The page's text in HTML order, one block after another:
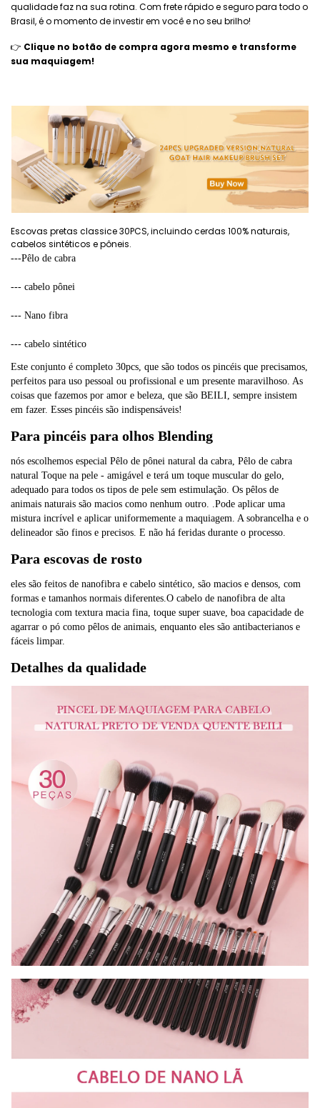
qualidade faz na sua rotina. Com frete rápido e seguro para todo o
Brasil, é o momento de investir em você e no seu brilho!
👉 Clique no botão de compra agora mesmo e transforme
sua maquiagem!
Escovas pretas classice 30PCS, incluindo cerdas 100% naturais,
cabelos sintéticos e pôneis.
---Pêlo de cabra
--- cabelo pônei
--- Nano fibra
--- cabelo sintético
Este conjunto é completo 30pcs, que são todos os pincéis que precisamos,
perfeitos para uso pessoal ou profissional e um presente maravilhoso. As
coisas que fazemos por amor e beleza, que são BEILI, sempre insistem
em fazer. Esses pincéis são indispensáveis!
Para pincéis para olhos Blending
nós escolhemos especial Pêlo de pônei natural da cabra, Pêlo de cabra
natural Toque na pele - amigável e terá um toque muscular do gelo,
adequado para todos os tipos de pele sem estimulação. Os pêlos de
animais naturais são macios como nenhum outro. .Pode aplicar uma
mistura incrível e aplicar uniformemente a maquiagem. A sobrancelha e o
delineador são finos e precisos. E não há feridas durante o processo.
Para escovas de rosto
eles são feitos de nanofibra e cabelo sintético, são macios e densos, com
formas e tamanhos normais diferentes.O cabelo de nanofibra de alta
tecnologia com textura macia fina, toque super suave, boa capacidade de
agarrar o pó como pêlos de animais, enquanto eles são antibacterianos e
fáceis limpar.
Detalhes da qualidade